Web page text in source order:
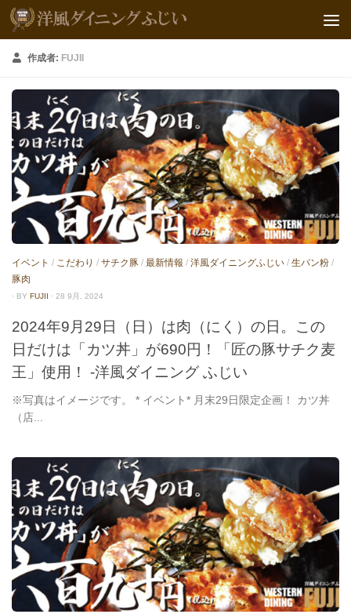
作成者: FUJII
イベント / こだわり / サチク豚 / 最新情報 / 洋風ダイニングふじい / 生パン粉 /
豚肉
· BY FUJII · 28 9月, 2024
2024年9月29日（日）は肉（にく）の日。この
日だけは「カツ丼」が690円！「匠の豚サチク麦
王」使用！ -洋風ダイニング ふじい
※写真はイメージです。 * イベント* 月末29日限定企画！ カツ丼
（店...